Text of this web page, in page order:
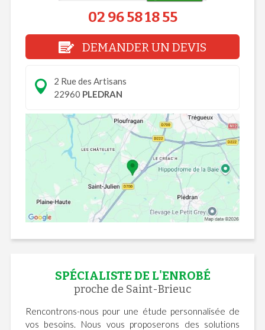
02 96 58 18 55
DEMANDER UN DEVIS
2 Rue des Artisans
22960 PLEDRAN
SPÉCIALISTE DE L'ENROBÉ
proche de Saint-Brieuc
Rencontrons-nous pour une étude personnalisée de
vos besoins. Nous vous proposerons des solutions